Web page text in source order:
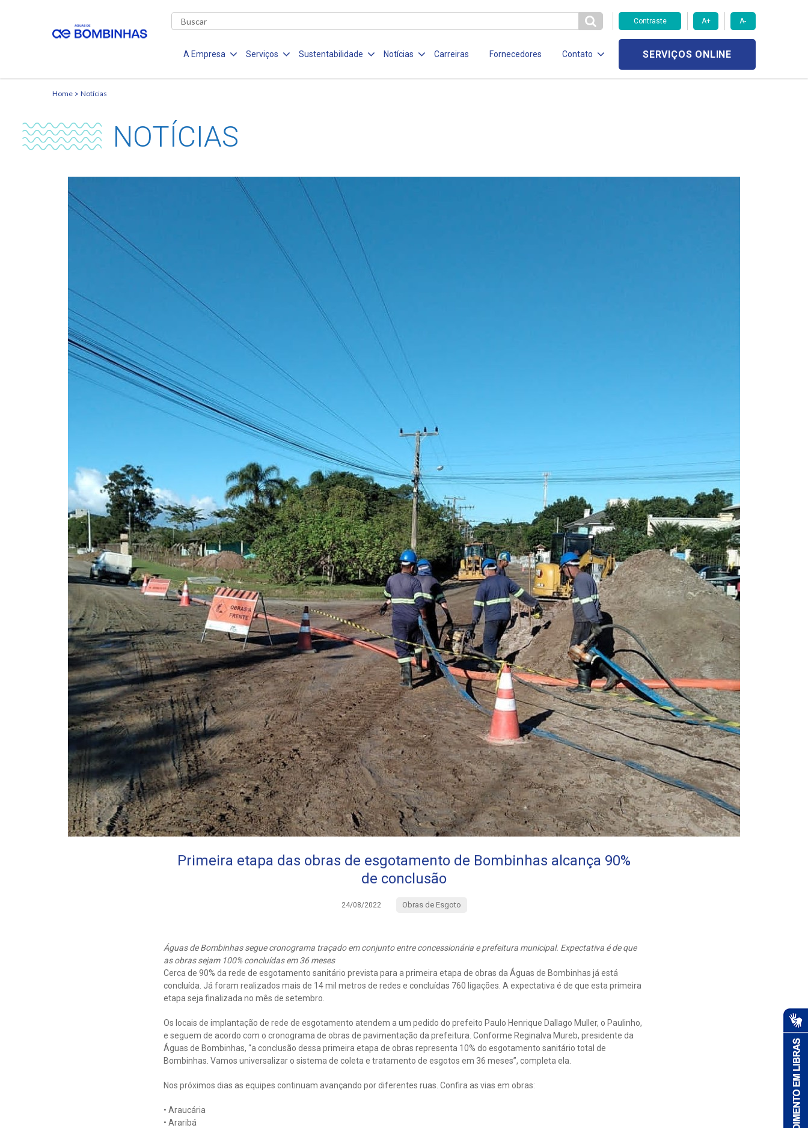
Contraste A+ A-
A Empresa Serviços Sustentabilidade Notícias Carreiras Fornecedores Contato SERVIÇOS ONLINE
Home Notícias
NOTÍCIAS
Primeira etapa das obras de esgotamento de Bombinhas alcança 90%
de conclusão
24/08/2022 Obras de Esgoto
Águas de Bombinhas segue cronograma traçado em conjunto entre concessionária e prefeitura municipal. Expectativa é de que
as obras sejam 100% concluídas em 36 meses
Cerca de 90% da rede de esgotamento sanitário prevista para a primeira etapa de obras da Águas de Bombinhas já está
concluída. Já foram realizados mais de 14 mil metros de redes e concluídas 760 ligações. A expectativa é de que esta primeira
etapa seja finalizada no mês de setembro.
Os locais de implantação de rede de esgotamento atendem a um pedido do prefeito Paulo Henrique Dallago Muller, o Paulinho,
e seguem de acordo com o cronograma de obras de pavimentação da prefeitura. Conforme Reginalva Mureb, presidente da
Águas de Bombinhas, “a conclusão dessa primeira etapa de obras representa 10% do esgotamento sanitário total de
Bombinhas. Vamos universalizar o sistema de coleta e tratamento de esgotos em 36 meses”, completa ela.
Nos próximos dias as equipes continuam avançando por diferentes ruas. Confira as vias em obras:
• Araucária
• Araribá